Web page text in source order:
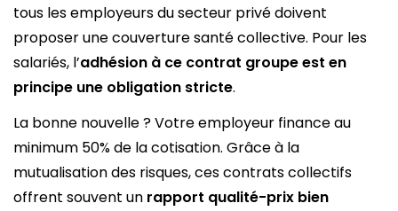
tous les employeurs du secteur privé doivent
proposer une couverture santé collective. Pour les
salariés, l’adhésion à ce contrat groupe est en
principe une obligation stricte.
La bonne nouvelle ? Votre employeur finance au
minimum 50% de la cotisation. Grâce à la
mutualisation des risques, ces contrats collectifs
offrent souvent un rapport qualité-prix bien